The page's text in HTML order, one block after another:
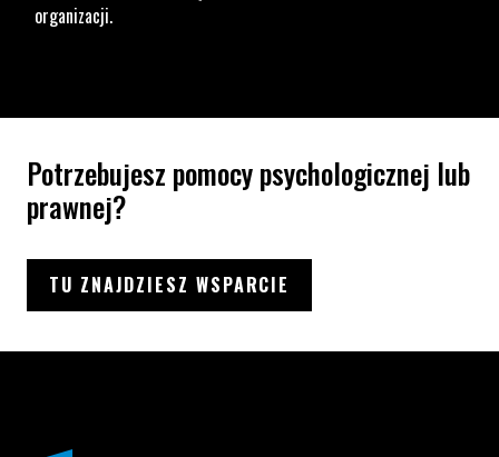
organizacji.
Potrzebujesz pomocy psychologicznej lub
prawnej?
TU ZNAJDZIESZ WSPARCIE